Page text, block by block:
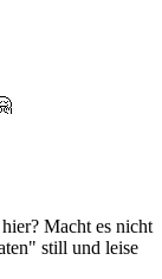
Macht es nicht
still und leise